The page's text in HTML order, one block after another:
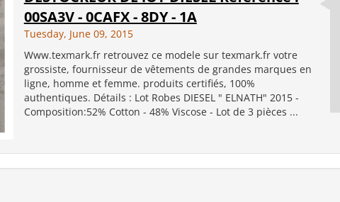
00SA3V - 0CAFX - 8DY - 1A
Tuesday, June 09, 2015
Www.texmark.fr retrouvez ce modele sur texmark.fr votre
grossiste, fournisseur de vêtements de grandes marques en
ligne, homme et femme. produits certifiés, 100%
authentiques. Détails : Lot Robes DIESEL " ELNATH" 2015 -
Composition:52% Cotton - 48% Viscose - Lot de 3 pièces ...